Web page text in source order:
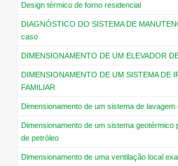
Design térmico de forno residencial
DIAGNÓSTICO DO SISTEMA DE
caso
DIMENSIONAMENTO DE UM ELEVADOR
DIMENSIONAMENTO DE UM SISTEMA DE
FAMILIAR
Dimensionamento de um sistema de lavagem
Dimensionamento de um sistema
de petróleo
Dimensionamento de uma ventilação local